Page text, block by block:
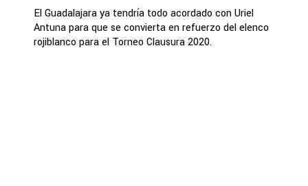
El Guadalajara ya tendría todo acordado con Uriel
Antuna para que se convierta en refuerzo del elenco
rojiblanco para el Torneo Clausura 2020.